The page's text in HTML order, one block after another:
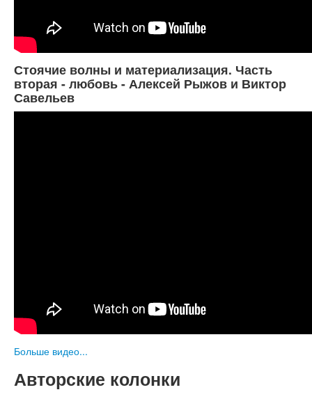
Стоячие волны и материализация. Часть
вторая - любовь - Алексей Рыжов и Виктор
Савельев
Больше видео...
Авторские колонки